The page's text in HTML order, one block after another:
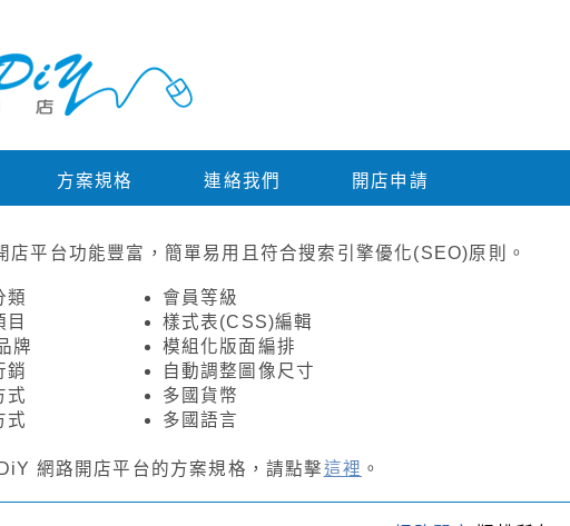
方案規格 連絡我們 開店申請
店平台功能豐富，簡單易用且符合搜索引擎優化(SEO)原則。
類
牌
銷
式
式
會員等級
樣式表(CSS)編輯
模組化版面編排
自動調整圖像尺寸
多國貨幣
多國語言
網路開店平台的方案規格，請點擊這裡 。